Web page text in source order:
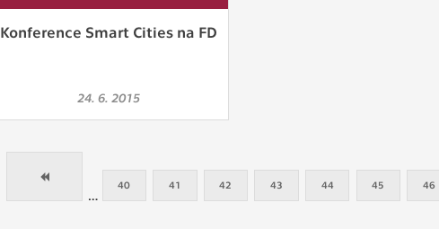
Konference Smart Cities na FD
24. 6. 2015
…
40 41 42 43 44 45 46